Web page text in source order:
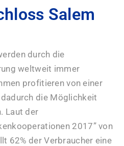
Salem
durch die
weltweit immer
profitieren von einer
die Möglichkeit
Laut der
2017” von
62% der Verbraucher eine